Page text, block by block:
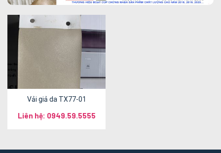
Vải giả da TX77-01
Liên hệ: 0949.59.5555